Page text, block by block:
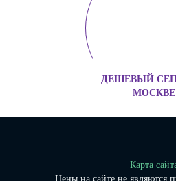
ДЕШЕВЫЙ
МОСКВЕ
Карта
Цены на сайте не являются